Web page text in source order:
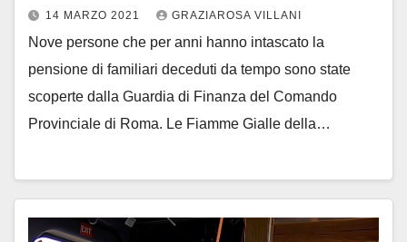
14 MARZO 2021 GRAZIAROSA VILLANI
Nove persone che per anni hanno intascato la
pensione di familiari deceduti da tempo sono state
scoperte dalla Guardia di Finanza del Comando
Provinciale di Roma. Le Fiamme Gialle della…